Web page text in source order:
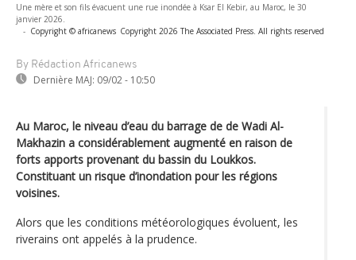
Une mère et son fils évacuent une rue inondée à Ksar El Kebir, au Maroc, le 30
janvier 2026.
- Copyright © africanews Copyright 2026 The Associated Press. All rights reserved
By Rédaction Africanews
Dernière MAJ: 09/02 - 10:50
Au Maroc, le niveau d’eau du barrage de de Wadi Al-
Makhazin a considérablement augmenté en raison de
forts apports provenant du bassin du Loukkos.
Constituant un risque d’inondation pour les régions
voisines.
Alors que les conditions météorologiques évoluent, les
riverains ont appelés à la prudence.